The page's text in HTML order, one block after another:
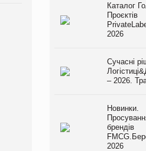
Каталог
Проєктів
2026
Сучасні
– 2026.
Новинки.
брендів
2026